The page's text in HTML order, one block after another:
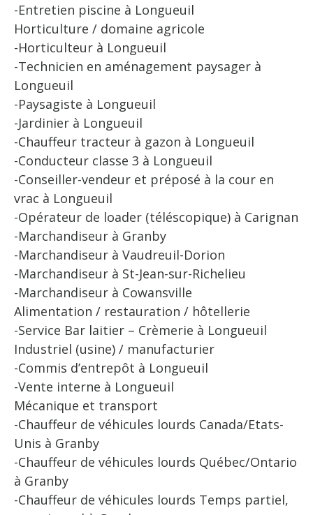
-Entretien piscine à Longueuil
Horticulture / domaine agricole
-Horticulteur à Longueuil
-Technicien en aménagement paysager à
Longueuil
-Paysagiste à Longueuil
-Jardinier à Longueuil
-Chauffeur tracteur à gazon à Longueuil
-Conducteur classe 3 à Longueuil
-Conseiller-vendeur et préposé à la cour en
vrac à Longueuil
-Opérateur de loader (téléscopique) à Carignan
-Marchandiseur à Granby
-Marchandiseur à Vaudreuil-Dorion
-Marchandiseur à St-Jean-sur-Richelieu
-Marchandiseur à Cowansville
Alimentation / restauration / hôtellerie
-Service Bar laitier – Crèmerie à Longueuil
Industriel (usine) / manufacturier
-Commis d’entrepôt à Longueuil
-Vente interne à Longueuil
Mécanique et transport
-Chauffeur de véhicules lourds Canada/Etats-
Unis à Granby
-Chauffeur de véhicules lourds Québec/Ontario
à Granby
-Chauffeur de véhicules lourds Temps partiel,